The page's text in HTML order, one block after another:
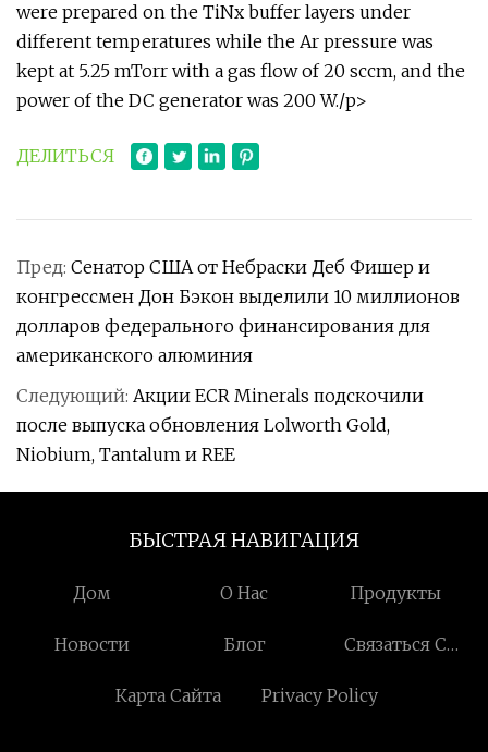
were prepared on the TiNx buffer layers under
different temperatures while the Ar pressure was
kept at 5.25 mTorr with a gas flow of 20 sccm, and the
power of the DC generator was 200 W./p>
ДЕЛИТЬСЯ
Пред: Сенатор США от Небраски Деб Фишер и
конгрессмен Дон Бэкон выделили 10 миллионов
долларов федерального финансирования для
американского алюминия
Следующий: Акции ECR Minerals подскочили
после выпуска обновления Lolworth Gold,
Niobium, Tantalum и REE
БЫСТРАЯ НАВИГАЦИЯ
Дом О Нас Продукты
Новости Блог
Связаться С
Карта Сайта
Privacy Policy